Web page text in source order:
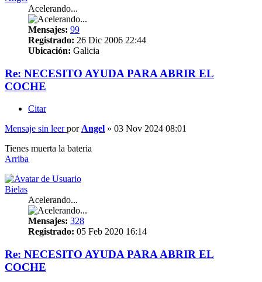
Acelerando...
Mensajes: 99
Registrado: 26 Dic 2006 22:44
Ubicación: Galicia
Re: NECESITO AYUDA PARA ABRIR EL
COCHE
Citar
Mensaje sin leer por Angel » 03 Nov 2024 08:01
Tienes muerta la bateria
Arriba
Bielas
Acelerando...
Mensajes: 328
Registrado: 05 Feb 2020 16:14
Re: NECESITO AYUDA PARA ABRIR EL
COCHE